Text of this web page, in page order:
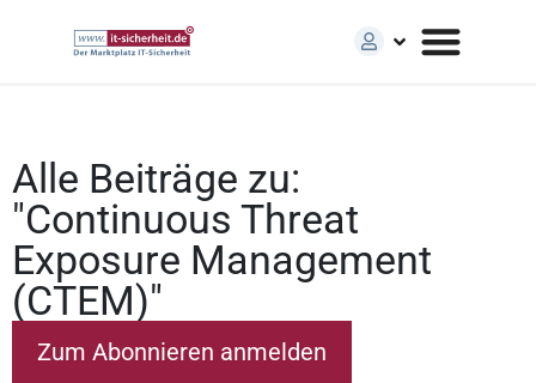
Alle Beiträge zu:
"Continuous Threat
Exposure Management
(CTEM)"